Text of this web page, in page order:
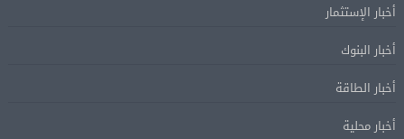
أخبار الإستثمار
أخبار البنوك
أخبار الطاقة
أخبار محلية